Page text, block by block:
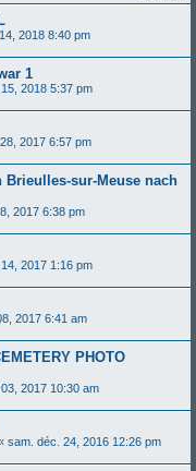
2018 8:40 pm
1
2018 5:37 pm
2017 6:57 pm
Brieulles-sur-Meuse nach
2017 6:38 pm
2017 1:16 pm
2017 6:41 am
PHOTO
2017 10:30 am
sam. déc. 24, 2016 12:26 pm